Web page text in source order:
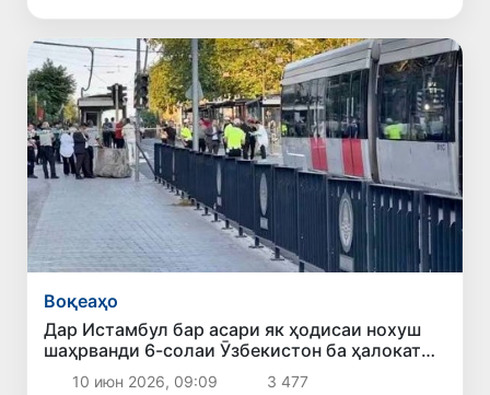
Воқеаҳо
Дар Истамбул бар асари як ҳодисаи нохуш
шаҳрванди 6-солаи Ӯзбекистон ба ҳалокат
расид10 июн 2026, 09:09 3 477